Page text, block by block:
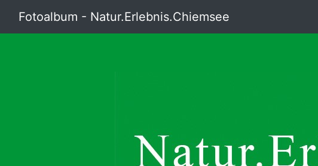
Fotoalbum - Natur.Erlebnis.Chiemsee